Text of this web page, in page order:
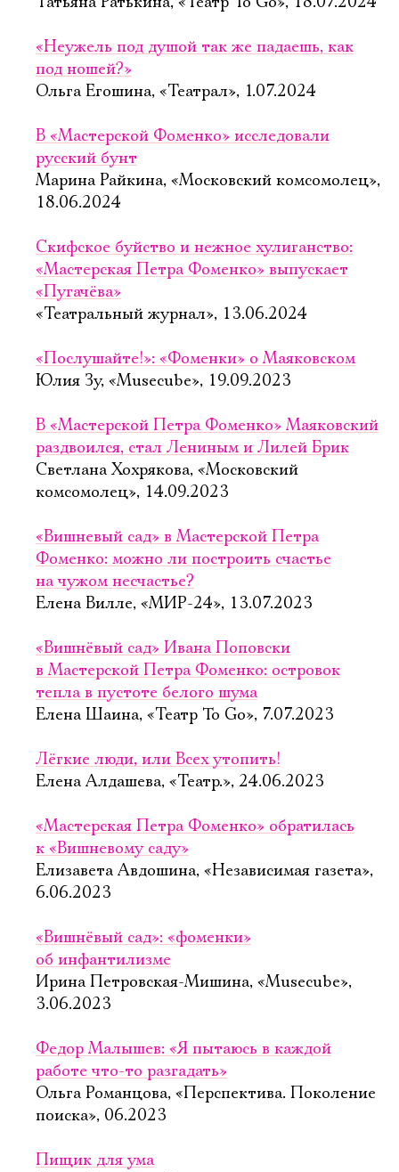
«Неужель под душой так же падаешь, как
под ношей?»
Ольга Егошина, «Театрал», 1.07.2024
В «Мастерской Фоменко» исследовали
русский бунт
Марина Райкина, «Московский комсомолец»,
18.06.2024
Скифское буйство и нежное хулиганство:
«Мастерская Петра Фоменко» выпускает
«Пугачёва»
«Театральный журнал», 13.06.2024
«Послушайте!»: «Фоменки» о Маяковском
Юлия Зу, «Musecube», 19.09.2023
В «Мастерской Петра Фоменко» Маяковский
раздвоился, стал Лениным и Лилей Брик
Светлана Хохрякова, «Московский
комсомолец», 14.09.2023
«Вишневый сад» в Мастерской Петра
Фоменко: можно ли построить счастье
на чужом несчастье?
Елена Вилле, «МИР-24», 13.07.2023
«Вишнёвый сад» Ивана Поповски
в Мастерской Петра Фоменко: островок
тепла в пустоте белого шума
Елена Шаина, «Театр To Go», 7.07.2023
Лёгкие люди, или Всех утопить!
Елена Алдашева, «Театр.», 24.06.2023
«Мастерская Петра Фоменко» обратилась
к «Вишневому саду»
Елизавета Авдошина, «Независимая газета»,
6.06.2023
«Вишнёвый сад»: «фоменки»
об инфантилизме
Ирина Петровская-Мишина, «Musecube»,
3.06.2023
Федор Малышев: «Я пытаюсь в каждой
работе что-то разгадать»
Ольга Романцова, «Перспектива. Поколение
поиска», 06.2023
Пищик для ума